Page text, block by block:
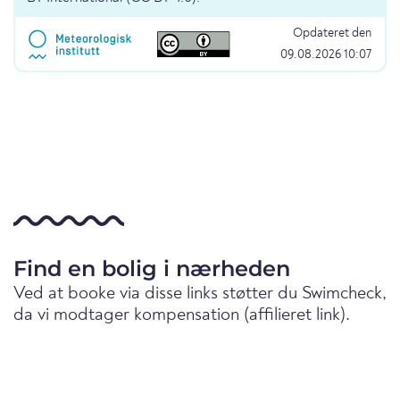
Opdateret den
09.08.2026 10:07
Find en bolig i nærheden
Ved at booke via disse links støtter du Swimcheck,
da vi modtager kompensation (affilieret link).